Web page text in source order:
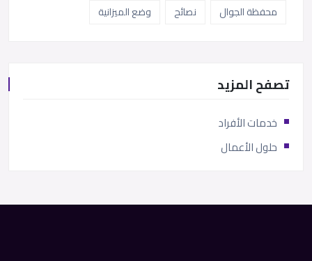
محفظة الجوال
نصائح وضع الميزانية
تصفح المزيد
خدمات الأفراد
حلول الأعمال